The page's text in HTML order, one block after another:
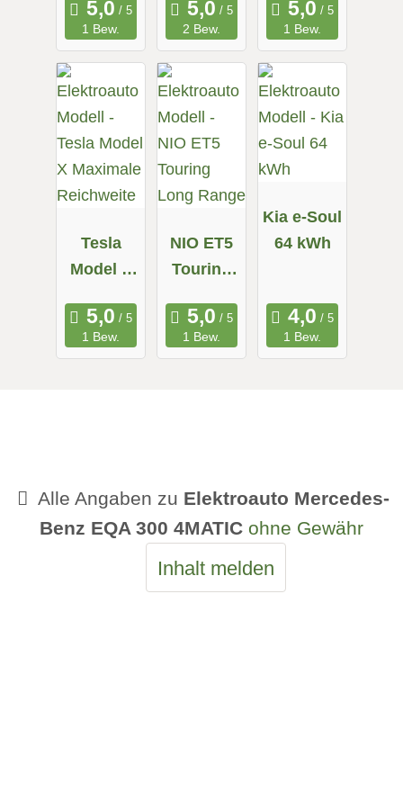
1 Bew.
Allrad
2 Bew. 1 Bew.
Tesla
Model X
Reichweit
e
1 Bew.
NIO ET5
Touring
Range
1 Bew.
Kia e-Soul
64 kWh
1 Bew.
Alle Angaben zu Elektroauto Mercedes-
Benz EQA 300 4MATIC ohne Gewähr
Inhalt melden